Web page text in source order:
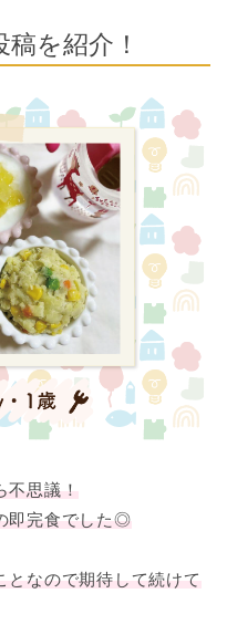
を紹介！
不思議！
即完食でした◎
となので期待して続けて